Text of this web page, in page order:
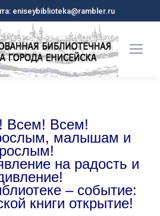
eniseybiblioteka@rambler.ru
Всем! Всем!
малышам и
рослым!
на радость и
– событие:
книги открытие!